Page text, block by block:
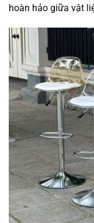
hoàn hảo giữa vật